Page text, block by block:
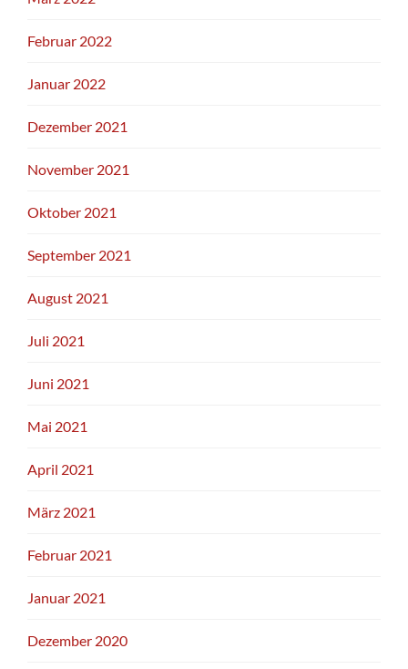
Februar 2022
Januar 2022
Dezember 2021
November 2021
Oktober 2021
September 2021
August 2021
Juli 2021
Juni 2021
Mai 2021
April 2021
März 2021
Februar 2021
Januar 2021
Dezember 2020